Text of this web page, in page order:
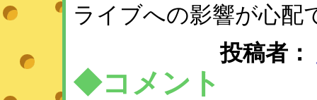
ライブへの影響が心配
投稿者：
◆コメント